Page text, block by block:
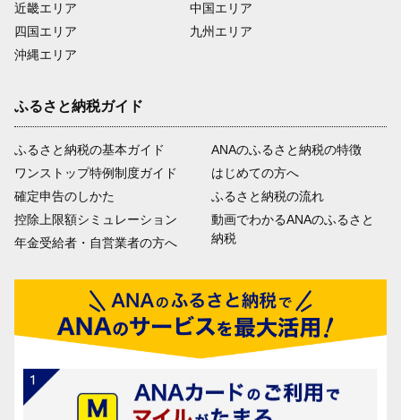
近畿エリア
四国エリア
沖縄エリア
中国エリア
九州エリア
ふるさと納税ガイド
ふるさと納税の基本ガイド
ワンストップ特例制度ガイド
確定申告のしかた
控除上限額シミュレーション
年金受給者・自営業者の方へ
ANAのふるさと納税の特徴
はじめての方へ
ふるさと納税の流れ
動画でわかるANAのふるさと
納税